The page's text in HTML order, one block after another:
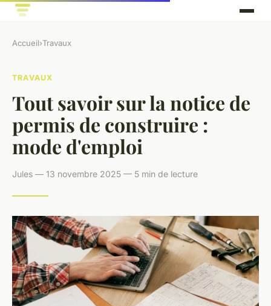
Accueil›Travaux
TRAVAUX
Tout savoir sur la notice de
permis de construire :
mode d'emploi
Jules — 13 novembre 2025 — 5 min de lecture